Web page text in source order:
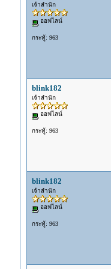
เจ้าสำนัก
ออฟไลน์
กระทู้: 963
blink182
เจ้าสำนัก
ออฟไลน์
กระทู้: 963
blink182
เจ้าสำนัก
ออฟไลน์
กระทู้: 963